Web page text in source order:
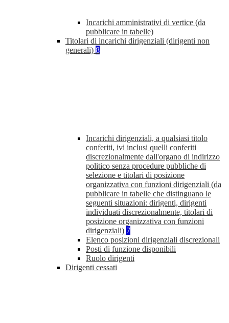
Incarichi amministrativi di vertice (da
pubblicare in tabelle)
Titolari di incarichi dirigenziali (dirigenti non
generali) 8
Incarichi dirigenziali, a qualsiasi titolo
conferiti, ivi inclusi quelli conferiti
discrezionalmente dall'organo di indirizzo
politico senza procedure pubbliche di
selezione e titolari di posizione
organizzativa con funzioni dirigenziali (da
pubblicare in tabelle che distinguano le
seguenti situazioni: dirigenti, dirigenti
individuati discrezionalmente, titolari di
posizione organizzativa con funzioni
dirigenziali) 7
Elenco posizioni dirigenziali discrezionali
Posti di funzione disponibili
Ruolo dirigenti
Dirigenti cessati